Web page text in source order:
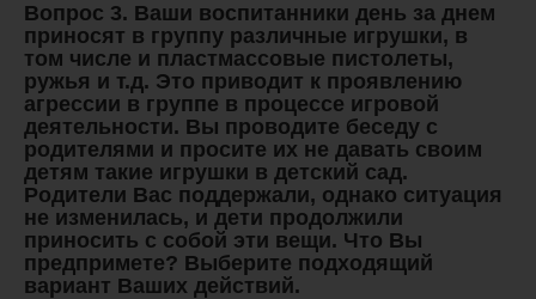
Вопрос 3. Ваши воспитанники день за днем
приносят в группу различные игрушки, в
том числе и пластмассовые пистолеты,
ружья и т.д. Это приводит к проявлению
агрессии в группе в процессе игровой
деятельности. Вы проводите беседу с
родителями и просите их не давать своим
детям такие игрушки в детский сад.
Родители Вас поддержали, однако ситуация
не изменилась, и дети продолжили
приносить с собой эти вещи. Что Вы
предпримете? Выберите подходящий
вариант Ваших действий.